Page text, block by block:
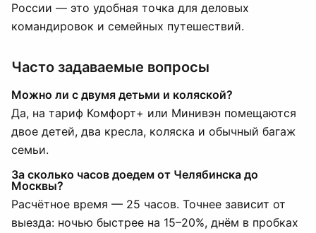
России — это удобная точка для деловых
командировок и семейных путешествий.
Часто задаваемые вопросы
Можно ли с двумя детьми и коляской?
Да, на тариф Комфорт+ или Минивэн помещаются
двое детей, два кресла, коляска и обычный багаж
семьи.
За сколько часов доедем от Челябинска до
Москвы?
Расчётное время — 25 часов. Точнее зависит от
выезда: ночью быстрее на 15–20%, днём в пробках